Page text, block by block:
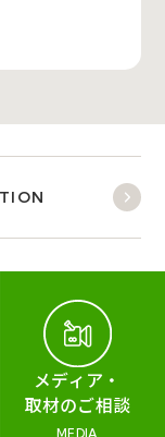
メディア・
取材のご相談
MEDIA